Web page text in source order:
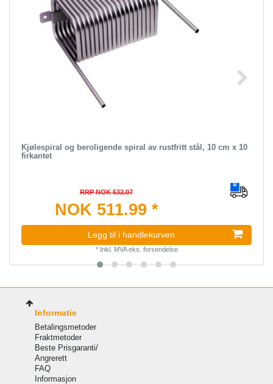
Kjølespiral og beroligende spiral av rustfritt stål, 10 cm x 10
firkantet
RRP NOK 532.07
NOK 511.99 *
Legg til i handlekurven
* Inkl. MVAeks. forsendelse
Informatie
Betalingsmetoder
Fraktmetoder
Beste Prisgaranti/
Angrerett
FAQ
Informasjon